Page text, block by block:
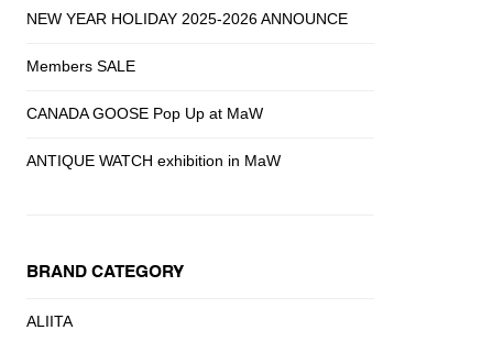
NEW YEAR HOLIDAY 2025-2026 ANNOUNCE
Members SALE
CANADA GOOSE Pop Up at MaW
ANTIQUE WATCH exhibition in MaW
BRAND CATEGORY
ALIITA